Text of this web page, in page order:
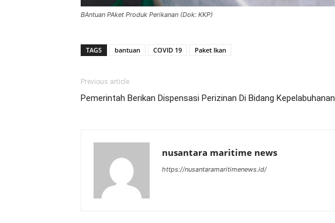
BAntuan PAket Produk Perikanan (Dok: KKP)
TAGS bantuan COVID 19 Paket Ikan
Previous article
Pemerintah Berikan Dispensasi Perizinan Di Bidang Kepelabuhanan
nusantara maritime news
https://nusantaramaritimenews.id/